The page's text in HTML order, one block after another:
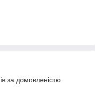
за домовленістю